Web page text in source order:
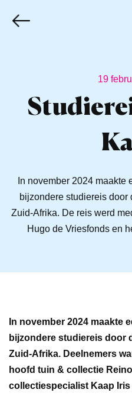
19
In november 2024 maakte
bijzondere studiereis
Zuid-Afrika. De reis werd
Hugo de Vriesfonds en
In november 2024 maakte
bijzondere studiereis door
Zuid-Afrika. Deelnemers
hoofd tuin & collectie
collectiespecialist Kaap